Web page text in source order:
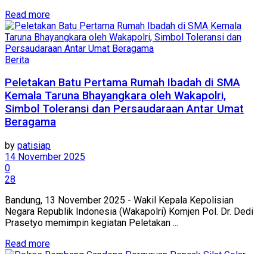
Read moreDetails
Berita
Peletakan Batu Pertama Rumah Ibadah di SMA
Kemala Taruna Bhayangkara oleh Wakapolri,
Simbol Toleransi dan Persaudaraan Antar Umat
Beragama
by patisiap
14 November 2025
0
28
Bandung, 13 November 2025 - Wakil Kepala Kepolisian
Negara Republik Indonesia (Wakapolri) Komjen Pol. Dr. Dedi
Prasetyo memimpin kegiatan Peletakan ...
Read moreDetails